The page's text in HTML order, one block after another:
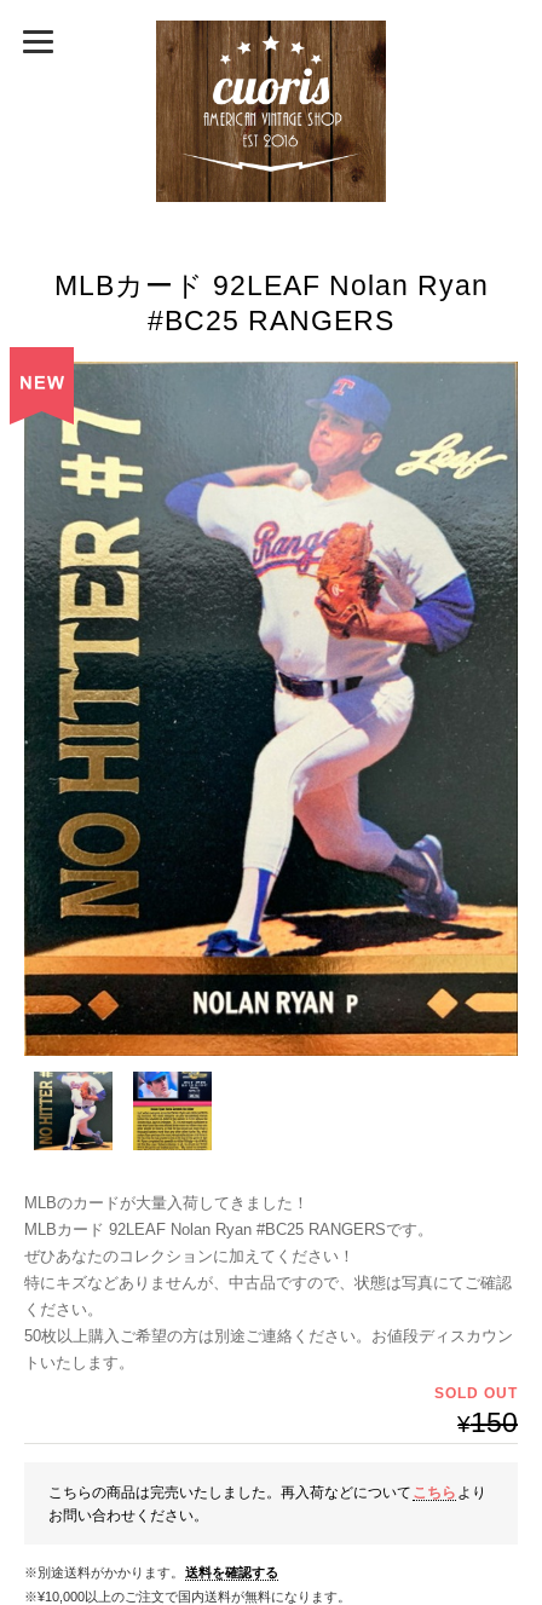
MLBカード 92LEAF Nolan Ryan
#BC25 RANGERS
MLBのカードが大量入荷してきました！
MLBカード 92LEAF Nolan Ryan #BC25 RANGERSです。
ぜひあなたのコレクションに加えてください！
特にキズなどありませんが、中古品ですので、状態は写真にてご確認
ください。
50枚以上購入ご希望の方は別途ご連絡ください。お値段ディスカウン
トいたします。
SOLD OUT
¥150
こちらの商品は完売いたしました。再入荷などについて こちら より
お問い合わせください。
※別途送料がかかります。 送料を確認する
※¥10,000以上のご注文で国内送料が無料になります。